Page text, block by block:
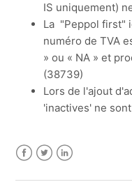
IS uniquement)
La "Peppol first"
numéro de TVA
» ou « NA » et
(38739)
Lors de l'ajout
'inactives' ne